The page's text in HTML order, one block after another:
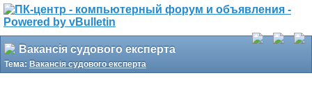
Вакансія судового експерта
Тема: Вакансія судового експерта